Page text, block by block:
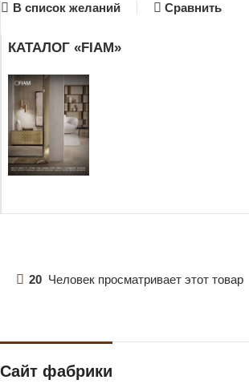
В список желаний Сравнить
КАТАЛОГ «FIAM»
20 Человек просматривает этот товар
Сайт фабрики